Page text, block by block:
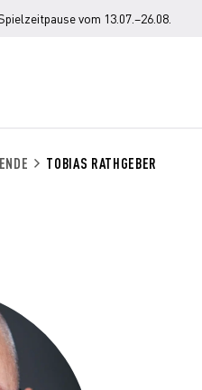
vom 13.07.–26.08.
TOBIAS RATHGEBER